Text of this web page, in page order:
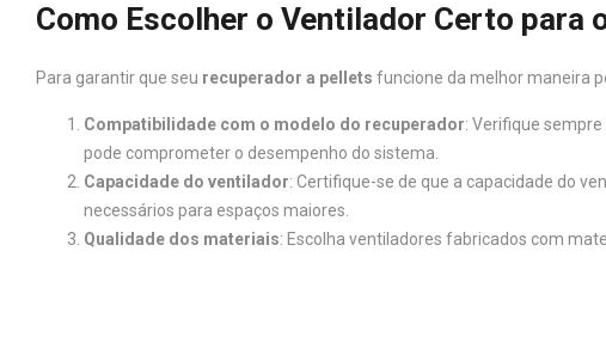
Como Escolher o Ventilador Certo para
Para garantir que seu recuperador a pellets funcione da melhor maneira
Compatibilidade com o modelo do recuperador: Verifique
pode comprometer o desempenho do sistema.
Capacidade do ventilador: Certifique-se de que a capacidade do
necessários para espaços maiores.
Qualidade dos materiais: Escolha ventiladores fabricados com